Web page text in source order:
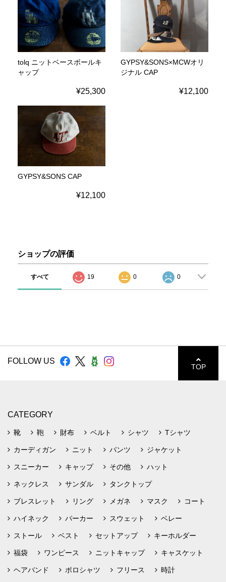
tolq ニットベースボールキ
ャップ
¥25,300
GYPSY&SONS×MCWオリ
ジナル CAP
¥12,100
GYPSY&SONS CAP
¥12,100
ショップの評価
すべて 19 0 0
FOLLOW US
TOP
CATEGORY
靴 鞄 財布 ベルト シャツ Tシャツ
カーディガン ニット パンツ ジャケット
スニーカー キャップ その他 ハット
ネックレス サンダル タンクトップ
ブレスレット リング メガネ マスク コート
ハイネック パーカー スウェット ベレー
ストール ベスト セットアップ キーホルダー
福袋 ワンピース ニットキャップ キャスケット
ヘアバンド ポロシャツ フリース 時計